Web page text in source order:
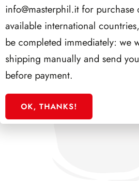
info@masterphil.it for purchase
available international
be completed immediately: we
shipping manually and send
before payment.
OK, THANKS!